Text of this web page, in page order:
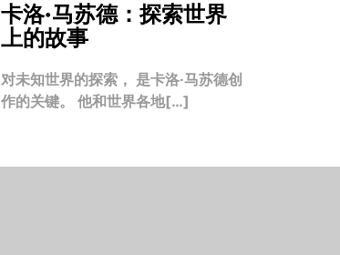
卡洛·马苏德：探索世界
上的故事
对未知世界的探索， 是卡洛·马苏德创
作的关键。 他和世界各地[…]